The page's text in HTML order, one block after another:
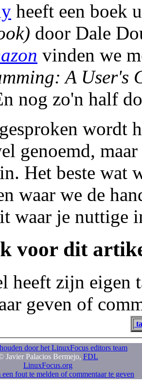
heeft een boek
door Dale
vinden we
A User's
nog zo'n half
wordt
genoemd,
Het beste wat
waar we de
waar je nuttige
voor dit
heeft zijn eigen
geven of
door het LinuxFocus editors team
Javier Palacios Bermejo, FDL
LinuxFocus.org
fout te melden of commentaar te geven